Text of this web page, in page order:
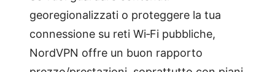
georegionalizzati o proteggere la tua
connessione su reti Wi‑Fi pubbliche,
NordVPN offre un buon rapporto